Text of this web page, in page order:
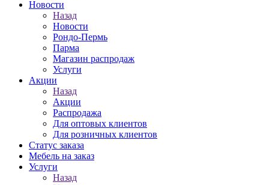
Новости
Назад
Новости
Рондо-Пермь
Парма
Магазин распродаж
Услуги
Акции
Назад
Акции
Распродажа
Для оптовых клиентов
Для розничных клиентов
Статус заказа
Мебель на заказ
Услуги
Назад